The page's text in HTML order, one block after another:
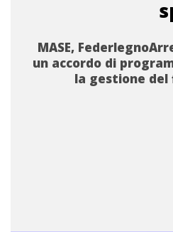
MASE,
un accordo di
la gestione